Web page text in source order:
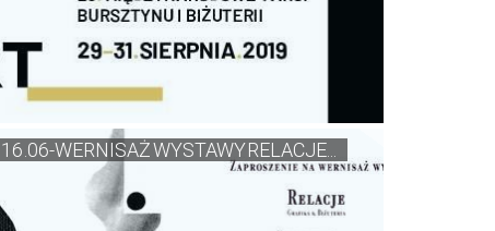
16 .06-WERNISAŻ WYSTAWY RELACJE...